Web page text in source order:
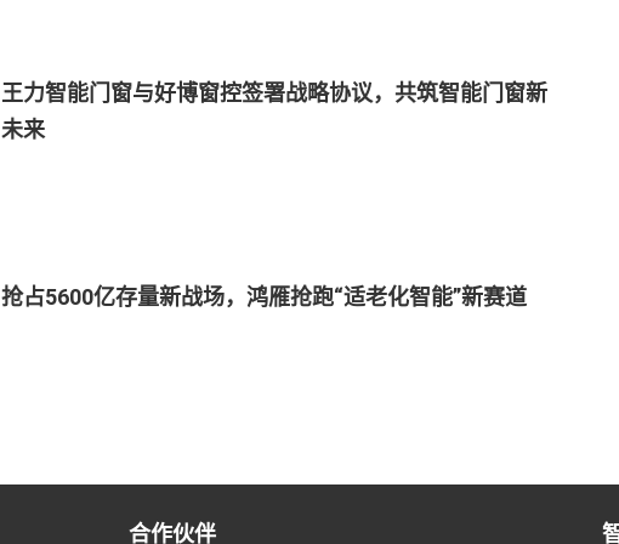
王力智能门窗与好博窗控签署战略协议，共筑智能门窗新
未来
抢占5600亿存量新战场，鸿雁抢跑“适老化智能”新赛道
合作伙伴